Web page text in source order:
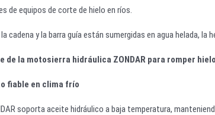
de equipos de corte de hielo en ríos.
cadena y la barra guía están sumergidas en agua helada,
de la motosierra hidráulica ZONDAR para romper
fiable en clima frío
soporta aceite hidráulico a baja temperatura,